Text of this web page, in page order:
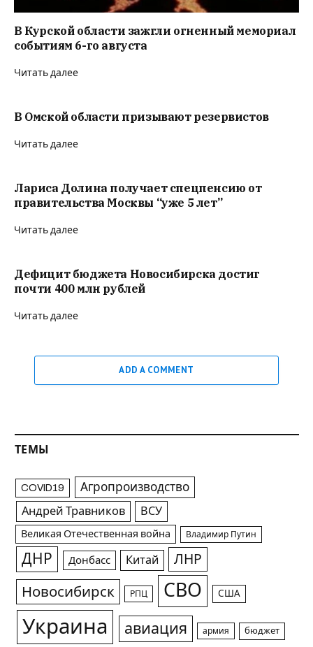
В Курской области зажгли огненный мемориал
событиям 6-го августа
Читать далее
В Омской области призывают резервистов
Читать далее
Лариса Долина получает спецпенсию от
правительства Москвы “уже 5 лет”
Читать далее
Дефицит бюджета Новосибирска достиг
почти 400 млн рублей
Читать далее
ADD A COMMENT
ТЕМЫ
COVID19 Агропроизводство
Андрей Травников ВСУ
Великая Отечественная война Владимир Путин
ДНР Донбасс Китай ЛНР
Новосибирск РПЦ СВО США
Украина авиация армия бюджет